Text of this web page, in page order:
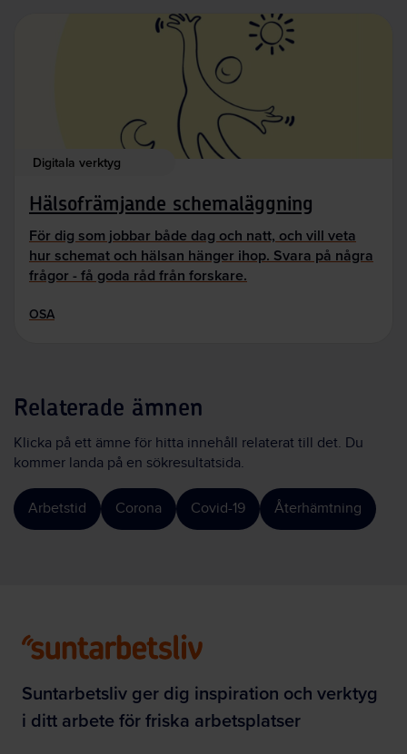
Digitala verktyg
Hälsofrämjande schemaläggning
För dig som jobbar både dag och natt, och vill veta
hur schemat och hälsan hänger ihop. Svara på några
frågor - få goda råd från forskare.
OSA
Relaterade ämnen
Klicka på ett ämne för hitta innehåll relaterat till det. Du
kommer landa på en sökresultatsida.
Arbetstid Corona Covid-19 Återhämtning
Suntarbetsliv ger dig inspiration och verktyg
i ditt arbete för friska arbetsplatser